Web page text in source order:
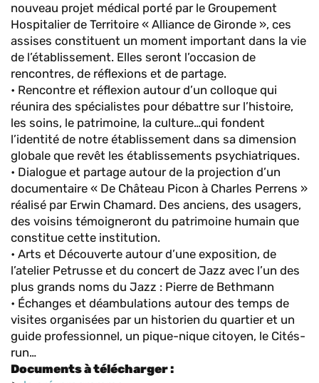
nouveau projet médical porté par le Groupement
Hospitalier de Territoire « Alliance de Gironde », ces
assises constituent un moment important dans la vie
de l’établissement. Elles seront l’occasion de
rencontres, de réflexions et de partage.
• Rencontre et réflexion autour d’un colloque qui
réunira des spécialistes pour débattre sur l’histoire,
les soins, le patrimoine, la culture…qui fondent
l’identité de notre établissement dans sa dimension
globale que revêt les établissements psychiatriques.
• Dialogue et partage autour de la projection d’un
documentaire « De Château Picon à Charles Perrens »
réalisé par Erwin Chamard. Des anciens, des usagers,
des voisins témoigneront du patrimoine humain que
constitue cette institution.
• Arts et Découverte autour d’une exposition, de
l’atelier Petrusse et du concert de Jazz avec l’un des
plus grands noms du Jazz : Pierre de Bethmann
• Échanges et déambulations autour des temps de
visites organisées par un historien du quartier et un
guide professionnel, un pique-nique citoyen, le Cités-
run…
Documents à télécharger :